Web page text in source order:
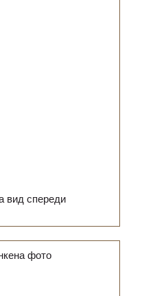
вид спереди